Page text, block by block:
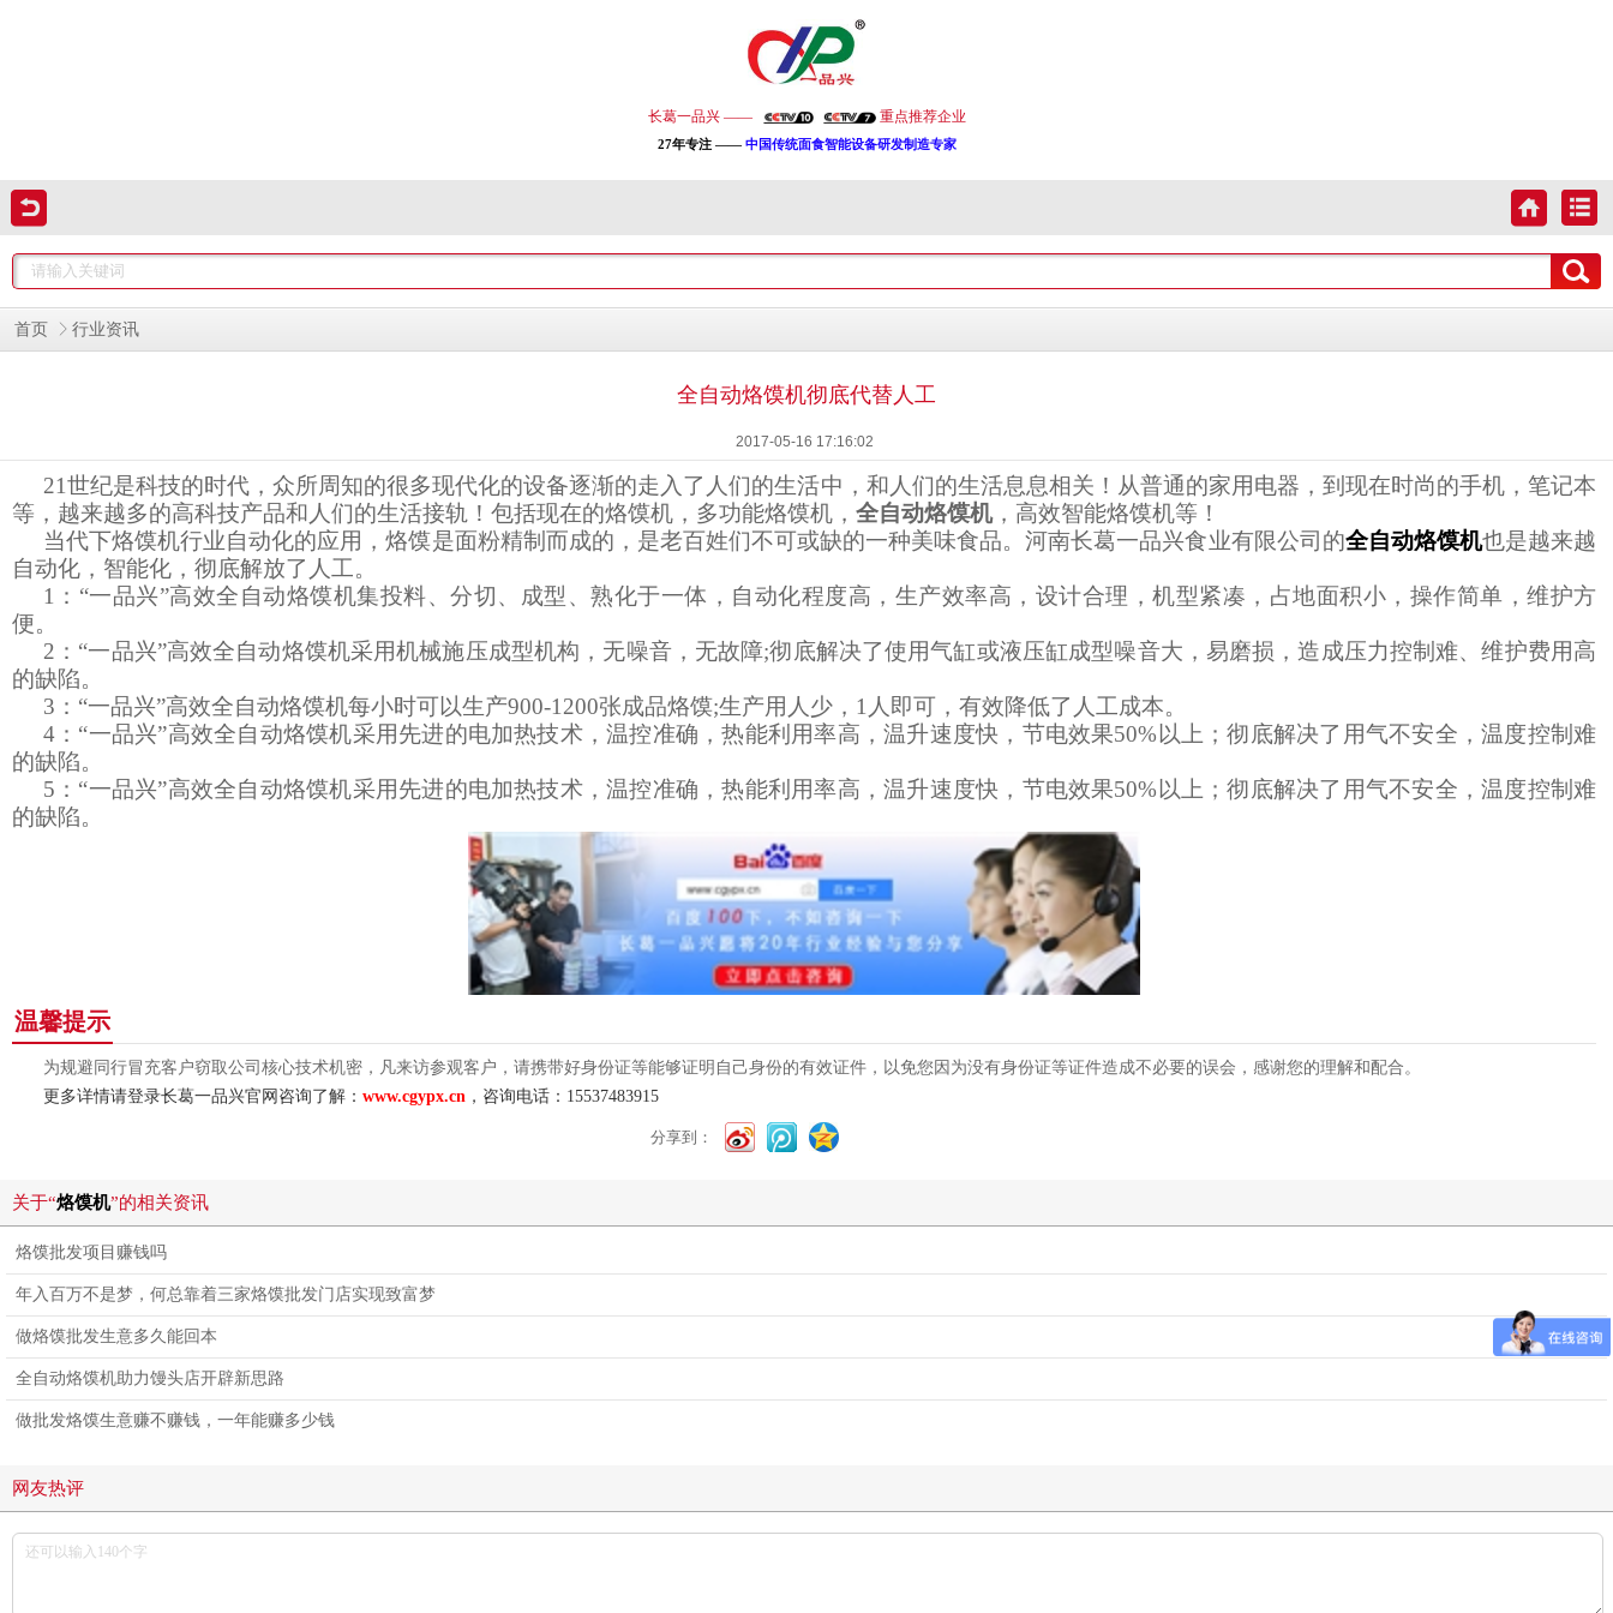
长葛一品兴 —— 重点推荐企业
27年专注 —— 中国传统面食智能设备研发制造专家
首页 行业资讯
全自动烙馍机彻底代替人工
2017-05-16 17:16:02
21世纪是科技的时代，众所周知的很多现代化的设备逐渐的走入了人们的生活中，和人们的生活息息相关！从普通的家用电器，到现在时尚的手机，笔记本
等，越来越多的高科技产品和人们的生活接轨！包括现在的烙馍机 ，多功能烙馍机 ， 全自动烙馍机，高效智能烙馍机等！
当代下烙馍机行业自动化的应用，烙馍是面粉精制而成的，是老百姓们不可或缺的一种美味食品。河南长葛一品兴食业有限公司的全自动烙馍机也是越来越
自动化，智能化，彻底解放了人工。
1：“一品兴”高效全自动烙馍机集投料、分切、成型、熟化于一体，自动化程度高，生产效率高，设计合理，机型紧凑，占地面积小，操作简单，维护方
便。
2：“一品兴”高效全自动烙馍机采用机械施压成型机构，无噪音，无故障;彻底解决了使用气缸或液压缸成型噪音大，易磨损，造成压力控制难、维护费用高
的缺陷。
3：“一品兴”高效全自动烙馍机每小时可以生产900-1200张成品烙馍;生产用人少，1人即可，有效降低了人工成本。
4：“一品兴”高效全自动烙馍机采用先进的电加热技术，温控准确，热能利用率高，温升速度快，节电效果50%以上；彻底解决了用气不安全，温度控制难
的缺陷。
5：“一品兴”高效全自动烙馍机采用先进的电加热技术，温控准确，热能利用率高，温升速度快，节电效果50%以上；彻底解决了用气不安全，温度控制难
的缺陷。
温馨提示
为规避同行冒充客户窃取公司核心技术机密，凡来访参观客户，请携带好身份证等能够证明自己身份的有效证件，以免您因为没有身份证等证件造成不必要的误会，感谢您的理解和配合。
更多详情请登录长葛一品兴官网咨询了解： www.cgypx.cn ，咨询电话： 15537483915
分享到：
关于“烙馍机”的相关资讯
烙馍批发项目赚钱吗
年入百万不是梦，何总靠着三家烙馍批发门店实现致富梦
做烙馍批发生意多久能回本
全自动烙馍机助力馒头店开辟新思路
做批发烙馍生意赚不赚钱，一年能赚多少钱
网友热评